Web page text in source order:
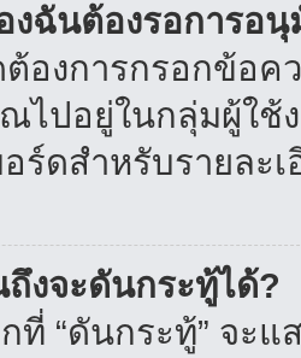
งฉันต้องรอการอนุ
องการกรอกข้อค
ไปอยู่ในกลุ่มผู้ใช้
ร์ดสำหรับรายละเ
งจะดันกระทู้ได้?
ที่ “ดันกระทู้” จะ